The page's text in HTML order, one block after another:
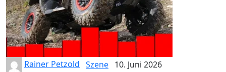
Rainer Petzold Szene 10. Juni 2026